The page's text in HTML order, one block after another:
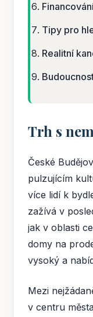
Tipy pro
Realitní
Trh s
České
pulzujícím
více lidí k
zažívá v
jak v oblasti
domy na
vysoký a
Mezi
v centru